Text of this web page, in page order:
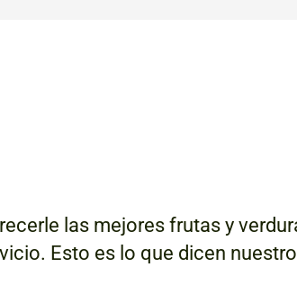
las mejores frutas y
Esto es lo que dicen